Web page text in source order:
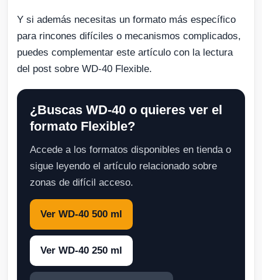
Y si además necesitas un formato más específico
para rincones difíciles o mecanismos complicados,
puedes complementar este artículo con la lectura
del post sobre WD-40 Flexible.
¿Buscas WD-40 o quieres ver el
formato Flexible?
Accede a los formatos disponibles en tienda o
sigue leyendo el artículo relacionado sobre
zonas de difícil acceso.
Ver WD-40 500 ml
Ver WD-40 250 ml